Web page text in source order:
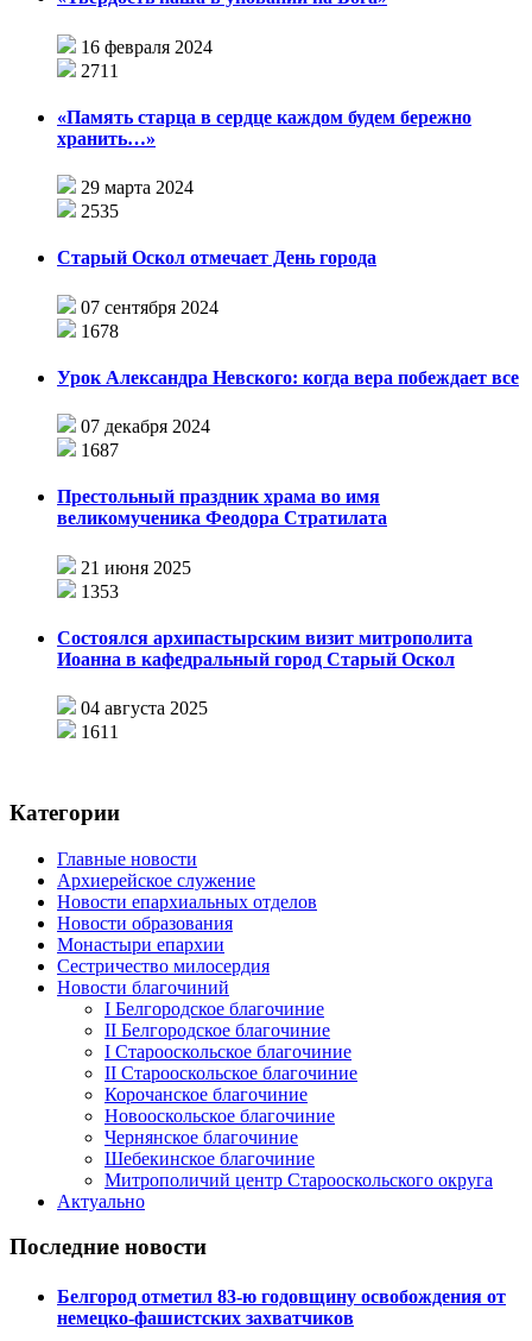
16 февраля 2024
2711
«Память старца в сердце каждом будем бережно
хранить…»
29 марта 2024
2535
Старый Оскол отмечает День города
07 сентября 2024
1678
Урок Александра Невского: когда вера побеждает все
07 декабря 2024
1687
Престольный праздник храма во имя
великомученика Феодора Стратилата
21 июня 2025
1353
Состоялся архипастырским визит митрополита
Иоанна в кафедральный город Старый Оскол
04 августа 2025
1611
Категории
Главные новости
Архиерейское служение
Новости епархиальных отделов
Новости образования
Монастыри епархии
Сестричество милосердия
Новости благочиний
I Белгородское благочиние
II Белгородское благочиние
I Старооскольское благочиние
II Старооскольское благочиние
Корочанское благочиние
Новооскольское благочиние
Чернянское благочиние
Шебекинское благочиние
Митрополичий центр Старооскольского округа
Актуально
Последние новости
Белгород отметил 83-ю годовщину освобождения от
немецко-фашистских захватчиков